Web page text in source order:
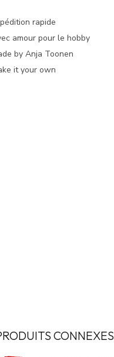
rapide
amour pour le hobby
by Anja Toonen
it your own
CONNEXES